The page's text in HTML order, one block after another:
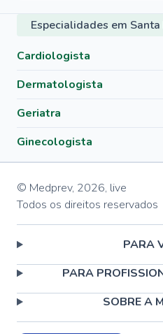
Especialidades em
Cardiologista
Dermatologista
Geriatra
Ginecologista
© Medprev, 2026, live
Todos os direitos reservados
PARA
PARA
SOBRE A